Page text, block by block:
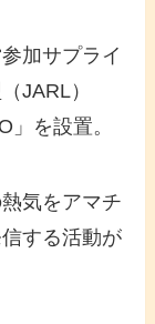
加サプライ
JARL）
を設置。
気をアマチ
する活動が